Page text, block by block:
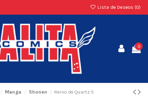
Lista de Deseos (0)
0
Manga Shonen Reino de Quartz 5